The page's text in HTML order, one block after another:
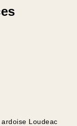
Loudeac